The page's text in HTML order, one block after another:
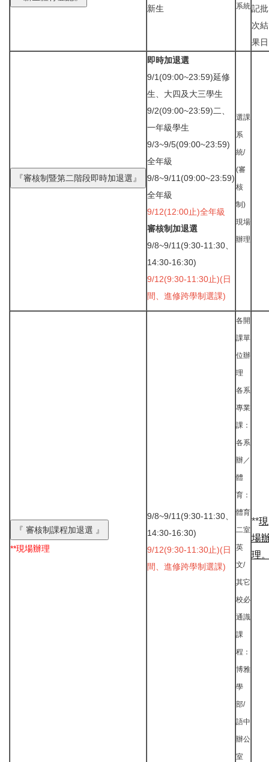
新生
系統記批
次結
果日
即時加退選
9/1(09:00~23:59)延修
生、大四及大三學生
9/2(09:00~23:59)二、
一年級學生
9/3~9/5(09:00~23:59)
全年級
9/8~9/11(09:00~23:59)
全年級
9/12(12:00止)全年級
審核制加退選
9/8~9/11(9:30-11:30、
14:30-16:30)
9/12(9:30-11:30止)(日
間、進修跨學制選課)
選課
系
統/
(審
核
制)
現場
辦理
**現場辦理
9/8~9/11(9:30-11:30、
14:30-16:30)
9/12(9:30-11:30止)(日
間、進修跨學制選課)
各開
課單
位辦
理
各系
專業
課：
各系
辦／
體
育：
體育
二室
英
文/
其它
校必
通識
課
程：
博雅
學
部/
語中
辦公
室
**現
場
理